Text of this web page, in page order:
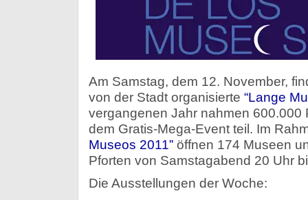
Am Samstag, dem 12. November,
von der Stadt organisierte “Lange
vergangenen Jahr nahmen 600.000
dem Gratis-Mega-Event teil. Im
Museos 2011”öffnen 174 Museen
Pforten von Samstagabend 20 Uhr
Die Ausstellungen der Woche: